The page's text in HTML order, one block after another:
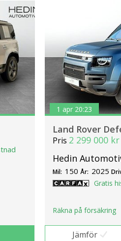
1 apr 20:23
Land Rover
Pris 2 299 000 kr
Hedin
Mil: 150 År: 2025
Gratis
Räkna på försäkring
Jämför